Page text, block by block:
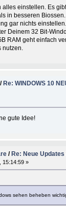
einstellen. Es
in besseren
gar nichts
Deinem 32 Bit-
RAM geht einfach
/ Re: WINDOWS 10
gute Idee!
/Re: Neue
15:14:59 »
sehen beheben